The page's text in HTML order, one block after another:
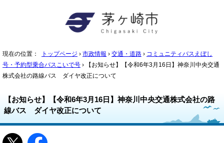
現在の位置： トップページ › 市政情報 › 交通・道路 › コミュニティバスえぼし
号・予約型乗合バスこいで号 › 【お知らせ】【令和6年3月16日】神奈川中央交通
株式会社の路線バス ダイヤ改正について
【お知らせ】【令和6年3月16日】神奈川中央交通株式会社の路
線バス ダイヤ改正について